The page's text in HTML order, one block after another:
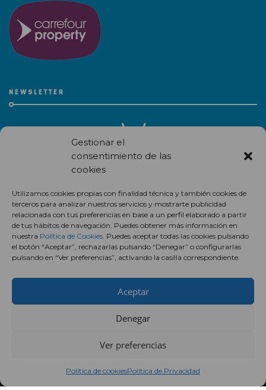
Gestionar el
consentimiento de las
cookies
Utilizamos cookies propias con finalidad técnica y también cookies de
terceros para analizar nuestros servicios y mostrarte publicidad
relacionada con tus preferencias en base a un perfil elaborado a partir
de tus hábitos de navegación. Puedes obtener más información en
nuestra Política de Cookies. Puedes aceptar todas las cookies pulsando
el botón “Aceptar”, rechazarlas pulsando “Denegar” o configurarlas
pulsando en “Ver preferencias”, activando la casilla correspondiente.
Aceptar
Denegar
Ver preferencias
Política de cookiesPolítica de Privacidad
NEWSLETTER
centro comercial.
Suscríbete
Centro Comercial Augusta ©2018 ·Aviso legal·Política de